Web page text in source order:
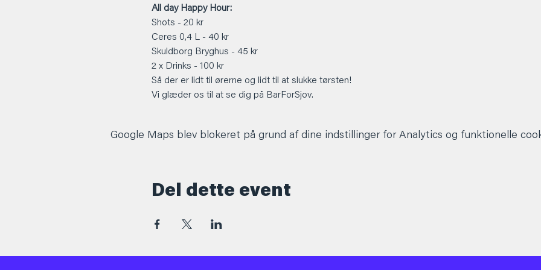
All day Happy Hour:
Shots - 20 kr
Ceres 0,4 L - 40 kr
Skuldborg Bryghus - 45 kr
2 x Drinks - 100 kr
Så der er lidt til ørerne og lidt til at slukke tørsten!
Vi glæder os til at se dig på BarForSjov.
Google Maps blev blokeret på grund af dine indstillinger for Analytics og funktionelle
Del dette event